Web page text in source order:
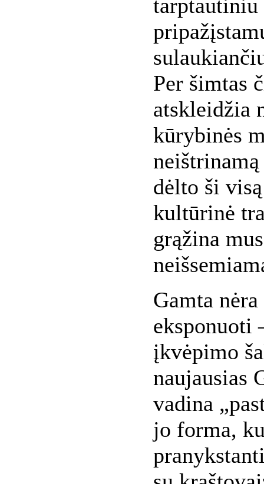
Per šimtas
atskleidžia
kūrybinės
dėlto ši
kultūrinė
grąžina
Gamta
įkvėpimo
naujausias
vadina
jo forma,